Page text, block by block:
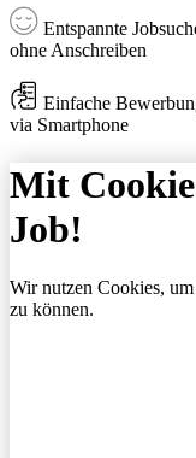
Entspannte
ohne Anschreiben
Einfache
via Smartphone
Mit
Job!
Wir nutzen Cookies,
zu können.